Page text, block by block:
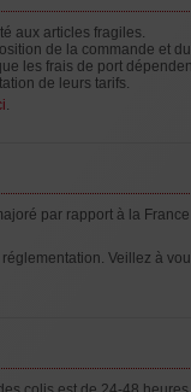
aux articles fragiles.
de la commande et
les frais de port
de leurs tarifs.
.
par rapport à la
Veillez à